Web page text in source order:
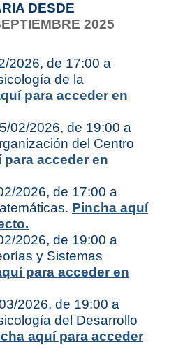
DESDE
2025
2026, de 17:00 a
de la
para acceder en
02/2026, de 19:00 a
del Centro
para acceder en
2026, de 17:00 a
Pincha aquí
2026, de 19:00 a
y Sistemas
para acceder en
2026, de 19:00 a
del Desarrollo
aquí para acceder